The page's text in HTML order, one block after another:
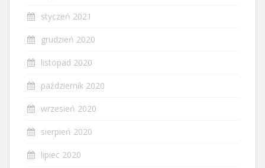
styczeń 2021
grudzień 2020
listopad 2020
październik 2020
wrzesień 2020
sierpień 2020
lipiec 2020